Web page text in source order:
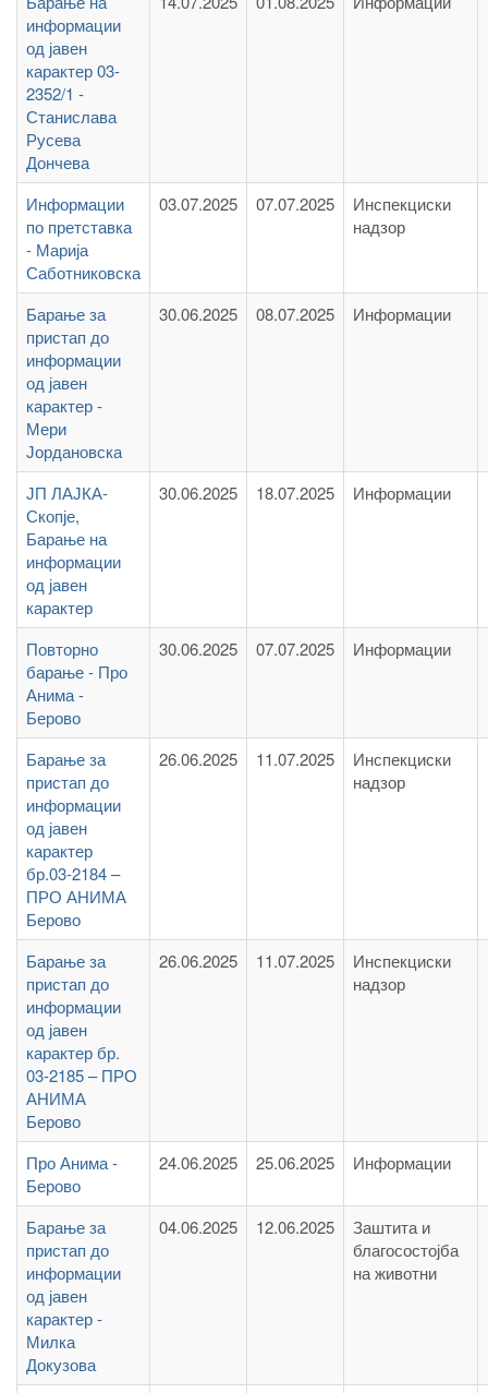
информации
од јавен
карактер 03-
2352/1 -
Станислава
Русева
Дончева
Информации
по претставка
- Марија
Саботниковска
03.07.2025 07.07.2025
Инспекциски
надзор
Барање за
пристап до
информации
од јавен
карактер -
Мери
Јордановска
30.06.2025 08.07.2025 Информации
ЈП ЛАЈКА-
Скопје,
Барање на
информации
од јавен
карактер
30.06.2025 18.07.2025 Информации
Повторно
барање - Про
Анима -
Берово
30.06.2025 07.07.2025 Информации
Барање за
пристап до
информации
од јавен
карактер
бр.03-2184 –
ПРО АНИМА
Берово
26.06.2025 11.07.2025
Инспекциски
надзор
Барање за
пристап до
информации
од јавен
карактер бр.
03-2185 – ПРО
АНИМА
Берово
26.06.2025 11.07.2025
Инспекциски
надзор
Про Анима -
Берово
24.06.2025 25.06.2025 Информации
Барање за
пристап до
информации
од јавен
карактер -
Милка
Докузова
04.06.2025 12.06.2025
Заштита и
благосостојба
на животни